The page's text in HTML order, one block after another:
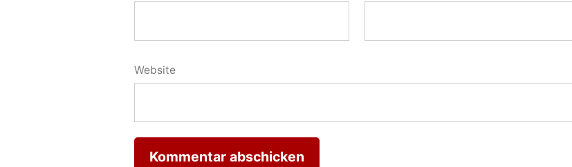
Website